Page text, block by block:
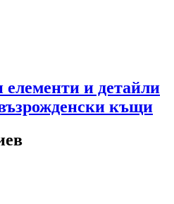
елементи и детайли
къщи